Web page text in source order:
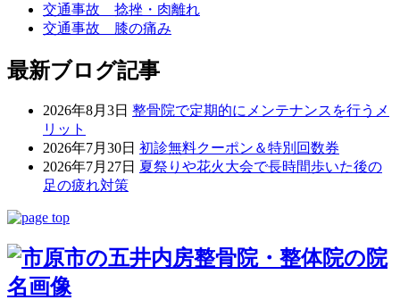
交通事故 捻挫・肉離れ
交通事故 膝の痛み
最新ブログ記事
2026年8月3日 整骨院で定期的にメンテナンスを行うメ
リット
2026年7月30日 初診無料クーポン＆特別回数券
2026年7月27日 夏祭りや花火大会で長時間歩いた後の
足の疲れ対策